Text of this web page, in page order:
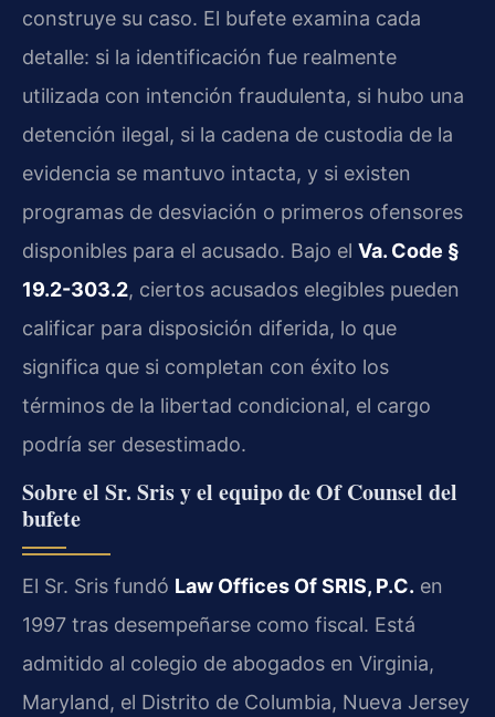
construye su caso. El bufete examina cada
detalle: si la identificación fue realmente
utilizada con intención fraudulenta, si hubo una
detención ilegal, si la cadena de custodia de la
evidencia se mantuvo intacta, y si existen
programas de desviación o primeros ofensores
disponibles para el acusado. Bajo el Va. Code §
19.2-303.2, ciertos acusados elegibles pueden
calificar para disposición diferida, lo que
significa que si completan con éxito los
términos de la libertad condicional, el cargo
podría ser desestimado.
Sobre el Sr. Sris y el equipo de Of Counsel del
bufete
El Sr. Sris fundó Law Offices Of SRIS, P.C. en
1997 tras desempeñarse como fiscal. Está
admitido al colegio de abogados en Virginia,
Maryland, el Distrito de Columbia, Nueva Jersey